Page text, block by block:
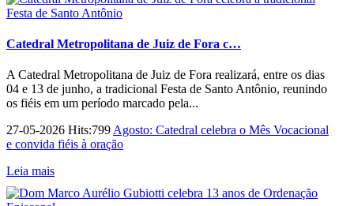
Catedral Metropolitana de Juiz de Fora c…
A Catedral Metropolitana de Juiz de Fora realizará, entre os dias
04 e 13 de junho, a tradicional Festa de Santo Antônio, reunindo
os fiéis em um período marcado pela...
27-05-2026 Hits:799 Agosto: Catedral celebra o Mês Vocacional
e convida fiéis à oração
Leia mais